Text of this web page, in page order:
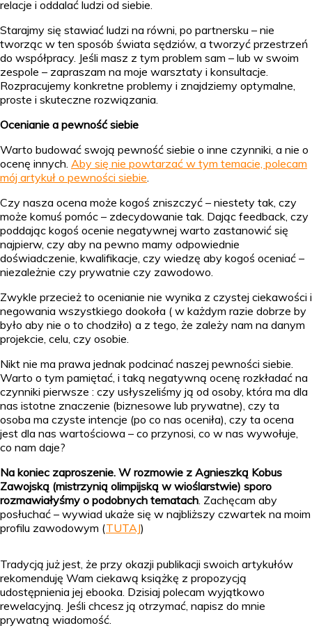
relacje i oddalać ludzi od siebie.
Starajmy się stawiać ludzi na równi, po partnersku – nie
tworząc w ten sposób świata sędziów, a tworzyć przestrzeń
do współpracy. Jeśli masz z tym problem sam – lub w swoim
zespole – zapraszam na moje warsztaty i konsultacje.
Rozpracujemy konkretne problemy i znajdziemy optymalne,
proste i skuteczne rozwiązania.
Ocenianie a pewność siebie
Warto budować swoją pewność siebie o inne czynniki, a nie o
ocenę innych. Aby się nie powtarzać w tym temacie, polecam
mój artykuł o pewności siebie.
Czy nasza ocena może kogoś zniszczyć – niestety tak, czy
może komuś pomóc – zdecydowanie tak. Dając feedback, czy
poddając kogoś ocenie negatywnej warto zastanowić się
najpierw, czy aby na pewno mamy odpowiednie
doświadczenie, kwalifikacje, czy wiedzę aby kogoś oceniać –
niezależnie czy prywatnie czy zawodowo.
Zwykle przecież to ocenianie nie wynika z czystej ciekawości i
negowania wszystkiego dookoła ( w każdym razie dobrze by
było aby nie o to chodziło) a z tego, że zależy nam na danym
projekcie, celu, czy osobie.
Nikt nie ma prawa jednak podcinać naszej pewności siebie.
Warto o tym pamiętać, i taką negatywną ocenę rozkładać na
czynniki pierwsze : czy usłyszeliśmy ją od osoby, która ma dla
nas istotne znaczenie (biznesowe lub prywatne), czy ta
osoba ma czyste intencje (po co nas oceniła), czy ta ocena
jest dla nas wartościowa – co przynosi, co w nas wywołuje,
co nam daje?
Na koniec zaproszenie. W rozmowie z Agnieszką Kobus
Zawojską (mistrzynią olimpijską w wioślarstwie) sporo
rozmawiałyśmy o podobnych tematach. Zachęcam aby
posłuchać – wywiad ukaże się w najbliższy czwartek na moim
profilu zawodowym (TUTAJ)
Tradycją już jest, że przy okazji publikacji swoich artykułów
rekomenduję Wam ciekawą książkę z propozycją
udostępnienia jej ebooka. Dzisiaj polecam wyjątkowo
rewelacyjną. Jeśli chcesz ją otrzymać, napisz do mnie
prywatną wiadomość.